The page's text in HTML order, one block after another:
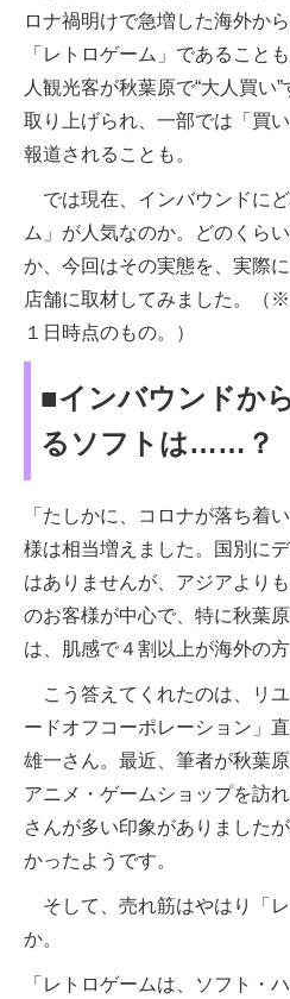
ロナ禍明けで急増した海外か
「レトロゲーム」であること
人観光客が秋葉原で“大人買い
取り上げられ、一部では「買
報道されることも。
では現在、インバウンドに
ム」が人気なのか。どのくら
か、今回はその実態を、実際
店舗に取材してみました。（
１日時点のもの。）
■インバウンドか
るソフトは……？
「たしかに、コロナが落ち着
様は相当増えました。国別に
はありませんが、アジアより
のお客様が中心で、特に秋葉
は、肌感で４割以上が海外の方
こう答えてくれたのは、リ
ードオフコーポレーション」
雄一さん。最近、筆者が秋葉
アニメ・ゲームショップを訪
さんが多い印象がありました
かったようです。
そして、売れ筋はやはり「
か。
「レトロゲームは、ソフト・